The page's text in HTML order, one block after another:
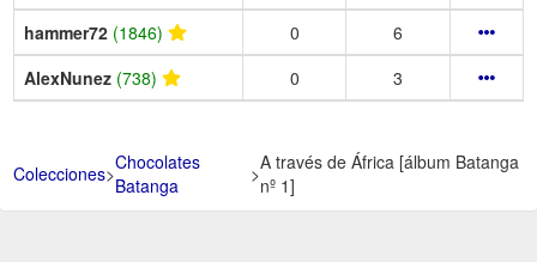
hammer72 (1846) 0
6
AlexNunez (738) 0 3
Colecciones>Chocolates
Batanga
>A través de África [álbum Batanga
nº 1]